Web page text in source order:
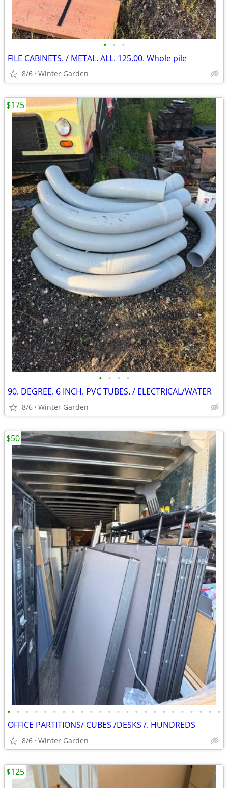
• • •
FILE CABINETS. / METAL. ALL. 125.00. Whole pile
8/6 Winter Garden
• • • •
90. DEGREE. 6 INCH. PVC TUBES. / ELECTRICAL/WATER
8/6 Winter Garden
$175
• • • • • • • • • • • • • • • • • • • • • • • •
OFFICE PARTITIONS/ CUBES /DESKS /. HUNDREDS
8/6 Winter Garden
$50
$125